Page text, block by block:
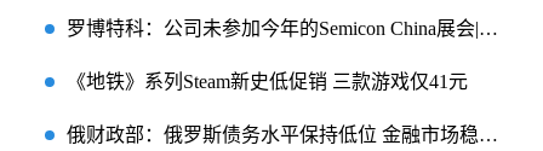
罗博特科：公司未参加今年的Semicon China展会|今日热讯
《地铁》系列Steam新史低促销 三款游戏仅41元
俄财政部：俄罗斯债务水平保持低位 金融市场稳定 世界今热点